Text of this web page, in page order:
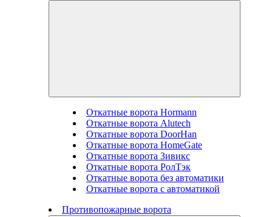
Откатные ворота Hormann
Откатные ворота Alutech
Откатные ворота DoorHan
Откатные ворота HomeGate
Откатные ворота Зивикс
Откатные ворота РолТэк
Откатные ворота без автоматики
Откатные ворота с автоматикой
Противопожарные ворота